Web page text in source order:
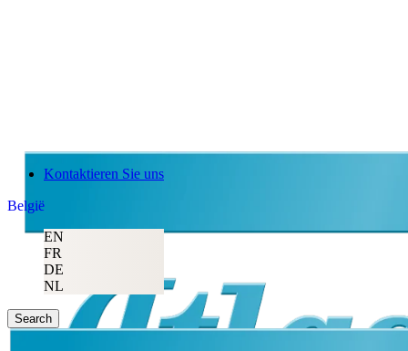
Kontaktieren Sie uns
België
EN
FR
DE
NL
Search